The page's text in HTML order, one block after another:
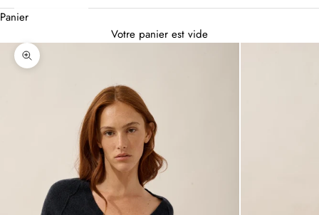
Panier
Votre panier est vide
Zoomer sur l'image